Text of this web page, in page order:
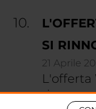
SI
21 Aprile
L'offerta
rinnova: